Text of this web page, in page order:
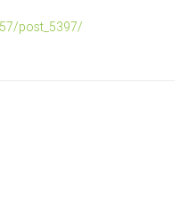
post_5397/